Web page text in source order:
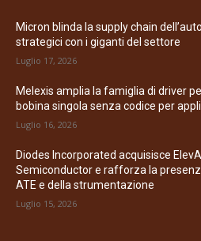
Micron blinda la supply chain
strategici con i giganti del settore
Luglio 17, 2026
Melexis amplia la famiglia di driver
bobina singola senza codice per
Luglio 16, 2026
Diodes Incorporated acquisisce
Semiconductor e rafforza la
ATE e della strumentazione
Luglio 15, 2026